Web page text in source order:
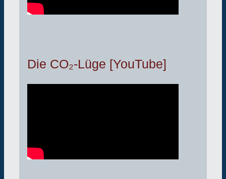
Die CO₂-Lüge [YouTube]